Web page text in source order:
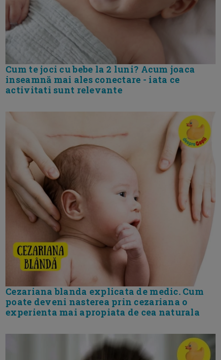
Cum te joci cu bebe la 2 luni? Acum joaca
inseamnă mai ales conectare - iata ce
activitati sunt relevante
Cezariana blanda explicata de medic. Cum
poate deveni nasterea prin cezariana o
experienta mai apropiata de cea naturala